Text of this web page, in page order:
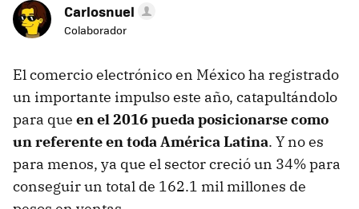
Carlosnuel
Colaborador
El comercio electrónico en México ha registrado
un importante impulso este año, catapultándolo
para que en el 2016 pueda posicionarse como
un referente en toda América Latina. Y no es
para menos, ya que el sector creció un 34% para
conseguir un total de 162.1 mil millones de